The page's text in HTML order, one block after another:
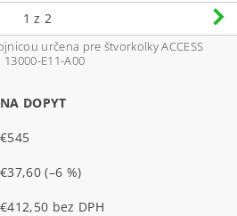
1 z 2
určena pre štvorkolky ACCESS
13000-E11-A00
NA DOPYT
€545
€37,60(–6 %)
€412,50 bez DPH